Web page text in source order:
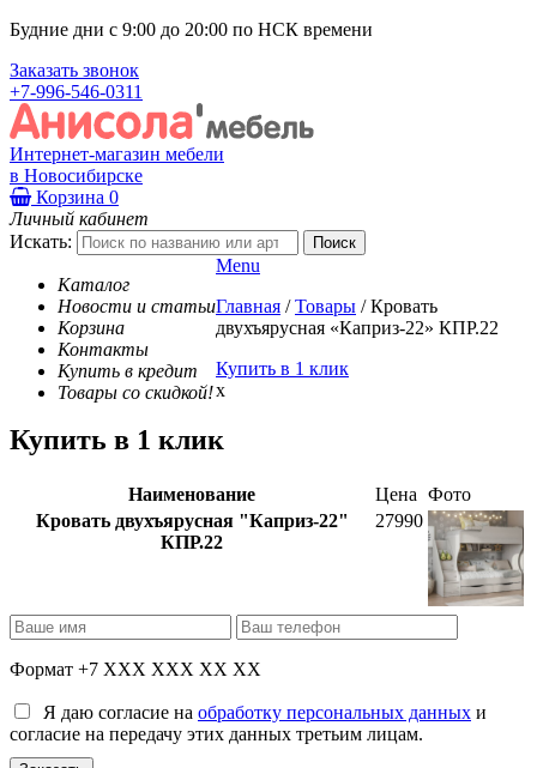
Будние дни с 9:00 до 20:00 по НСК времени
Заказать звонок
+7-996-546-0311
Интернет-магазин мебели
в Новосибирске
Корзина 0
Личный кабинет
Искать:
Каталог
Новости и статьи
Корзина
Контакты
Купить в кредит
Товары со скидкой!
Menu
Главная / Товары / Кровать
двухъярусная «Каприз-22» КПР.22
Купить в 1 клик
x
Купить в 1 клик
Наименование Цена Фото
Кровать двухъярусная "Каприз-22"
КПР.22
27990
Формат +7 XXX XXX XX XX
Я даю согласие на обработку персональных данных и
согласие на передачу этих данных третьим лицам.